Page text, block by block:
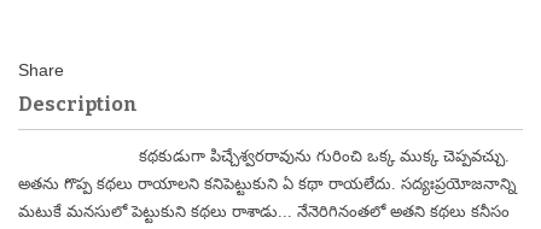
Description
కథకుడుగా పిచ్చేశ్వరరావును గురించి ఒక్క ముక్క చెప్పవచ్చు.
అతను గొప్ప కథలు రాయాలని కనిపెట్టుకుని ఏ కథా రాయలేదు. సద్యఃప్రయోజనాన్ని
మటుకే మనసులో పెట్టుకుని కథలు రాశాడు... నేనెరిగినంతలో అతని కథలు కనీసం